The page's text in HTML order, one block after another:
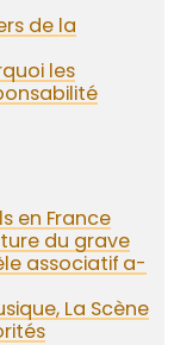
de la
les
en France
du grave
associatif a-
La Scène